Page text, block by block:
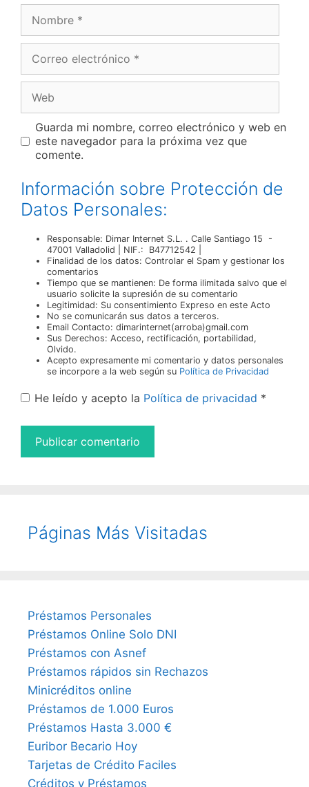
electrónico
Guarda mi nombre, correo electrónico y web en
este navegador para la próxima vez que
comente.
Información sobre Protección de
Datos Personales:
Responsable: Dimar Internet S.L. . Calle Santiago 15 -
47001 Valladolid | NIF.: B47712542 |
Finalidad de los datos: Controlar el Spam y gestionar los
comentarios
Tiempo que se mantienen: De forma ilimitada salvo que el
usuario solicite la supresión de su comentario
Legitimidad: Su consentimiento Expreso en este Acto
No se comunicarán sus datos a terceros.
Email Contacto: dimarinternet(arroba)gmail.com
Sus Derechos: Acceso, rectificación, portabilidad,
Olvido.
Acepto expresamente mi comentario y datos personales
se incorpore a la web según su Política de Privacidad
He leído y acepto la Política de privacidad *
Páginas Más Visitadas
Préstamos Personales
Préstamos Online Solo DNI
Préstamos con Asnef
Préstamos rápidos sin Rechazos
Minicréditos online
Préstamos de 1.000 Euros
Préstamos Hasta 3.000 €
Euribor Becario Hoy
Tarjetas de Crédito Faciles
Créditos y Préstamos